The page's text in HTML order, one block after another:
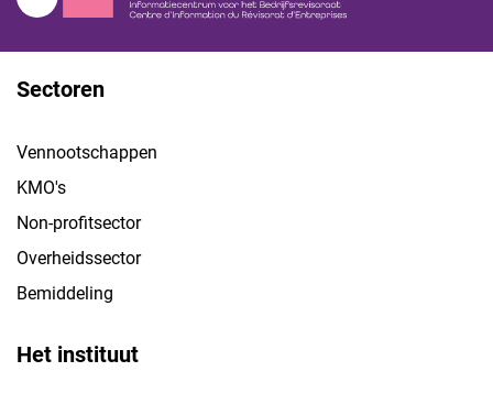
Sectoren
Vennootschappen
KMO's
Non-profitsector
Overheidssector
Bemiddeling
Het instituut